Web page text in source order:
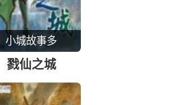
小城故事多
戮仙之城